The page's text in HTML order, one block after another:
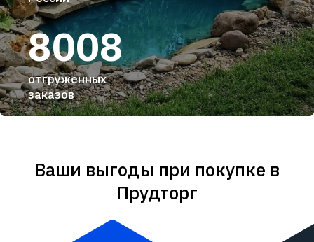
8008
отгруженных
заказов
Ваши выгоды при покупке в
Прудторг